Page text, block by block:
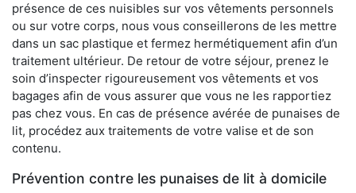
présence de ces nuisibles sur vos vêtements personnels
ou sur votre corps, nous vous conseillerons de les mettre
dans un sac plastique et fermez hermétiquement afin d’un
traitement ultérieur. De retour de votre séjour, prenez le
soin d’inspecter rigoureusement vos vêtements et vos
bagages afin de vous assurer que vous ne les rapportiez
pas chez vous. En cas de présence avérée de punaises de
lit, procédez aux traitements de votre valise et de son
contenu.
Prévention contre les punaises de lit à domicile